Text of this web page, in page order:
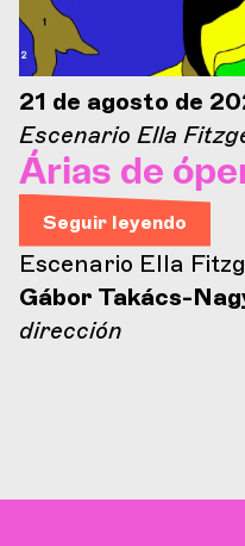
21 de agosto de
Escenario Ella
Árias de
Seguir leyendo
Escenario Ella
Gábor Takács-
dirección